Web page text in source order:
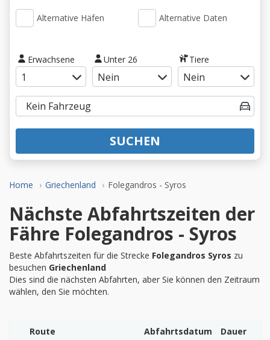
Home Griechenland Folegandros - Syros
Alternative Häfen Alternative Daten
Erwachsene Unter 26 Tiere
SUCHEN
Nächste Abfahrtszeiten der
Fähre Folegandros - Syros
Beste Abfahrtszeiten für die Strecke Folegandros Syros zu
besuchen Griechenland
Dies sind die nächsten Abfahrten, aber Sie können den Zeitraum
wählen, den Sie möchten.
Route Abfahrtsdatum
Dauer